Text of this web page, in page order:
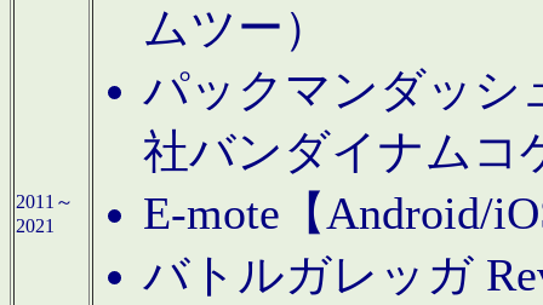
2011～
2021
ムツー）
パックマンダッシ
社バンダイナムコ
E-mote【Android/
バトルガレッガ